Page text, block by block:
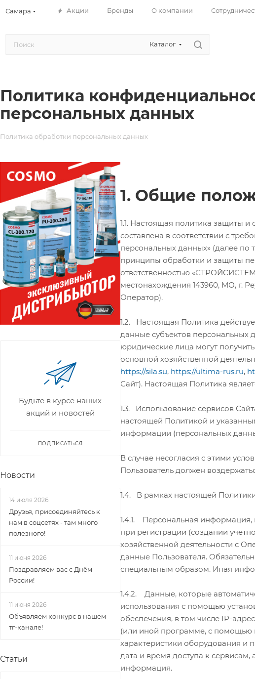
Самара Акции Бренды О компании
Каталог
Политика
персональных данных
Политика обработки персональных данных
1. Общие
1.1. Настоящая политика защиты
составлена в соответствии с
персональных данных» (далее по
принципы обработки и защиты
ответственностью
местонахождения 143960, МО, г.
Оператор).
1.2. Настоящая Политика
данные субъектов персональных
юридические лица могут
основной хозяйственной
https://sila.su, https://ultima-rus.ru,
Сайт). Настоящая Политика
1.3. Использование сервисов
настоящей Политикой и
информации (персональных
В случае несогласия с этими
Пользователь должен
1.4. В рамках настоящей
1.4.1. Персональная информация,
при регистрации (создании
хозяйственной деятельности с
данные Пользователя.
специальным образом. Иная
1.4.2. Данные, которые
использования с помощью
обеспечения, в том числе IP-
(или иной программе, с помощью
характеристики оборудования и
дата и время доступа к
информация.
Будьте в курсе наших
акций и новостей
ПОДПИСАТЬСЯ
Новости
14 июля 2026
Друзья, присоединяйтесь к
нам в соцсетях - там много
полезного!
11 июня 2026
Поздравляем вас с Днём
России!
11 июня 2026
Объявляем конкурс в нашем
тг-канале!
Статьи